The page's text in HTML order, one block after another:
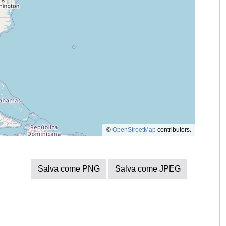
© OpenStreetMap contributors.
Salva come PNG Salva come JPEG